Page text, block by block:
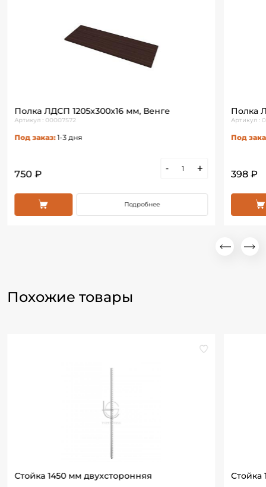
Полка ЛДСП 1205х300х16 мм, Венге
Артикул : 00007572
Под заказ: 1-3 дня
750 ₽
- +
Подробнее
Полка
Артикул :
Под
398 ₽
Похожие товары
Стойка 1450 мм двухсторонняя Стойка